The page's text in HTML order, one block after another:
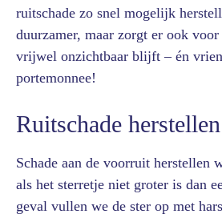
ruitschade zo snel mogelijk
duurzamer, maar zorgt er ook
vrijwel onzichtbaar blijft – én
portemonnee!
Ruitschade herstellen
Schade aan de voorruit herstellen
als het sterretje niet groter is dan
geval vullen we de ster op met